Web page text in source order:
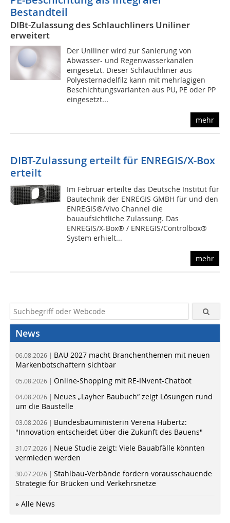
Bestandteil
DIBt-Zulassung des Schlauchliners Uniliner
erweitert
Der Uniliner wird zur Sanierung von
Abwasser- und Regenwasserkanälen
eingesetzt. Dieser Schlauchliner aus
Polyesternadelfilz kann mit mehrlagigen
Beschichtungsvarianten aus PU, PE oder PP
eingesetzt...
mehr
DIBT-Zulassung erteilt für ENREGIS/X-Box
erteilt
Im Februar erteilte das Deutsche Institut für
Bautechnik der ENREGIS GMBH für und den
ENREGIS®/Vivo Channel die
bauaufsichtliche Zulassung. Das
ENREGIS/X-Box® / ENREGIS/Controlbox®
System erhielt...
mehr
News
06.08.2026 | BAU 2027 macht Branchenthemen mit neuen
Markenbotschaftern sichtbar
05.08.2026 | Online-Shopping mit RE-INvent-Chatbot
04.08.2026 | Neues „Layher Baubuch“ zeigt Lösungen rund
um die Baustelle
03.08.2026 | Bundesbauministerin Verena Hubertz:
"Innovation entscheidet über die Zukunft des Bauens"
31.07.2026 | Neue Studie zeigt: Viele Bauabfälle könnten
vermieden werden
30.07.2026 | Stahlbau-Verbände fordern vorausschauende
Strategie für Brücken und Verkehrsnetze
» Alle News